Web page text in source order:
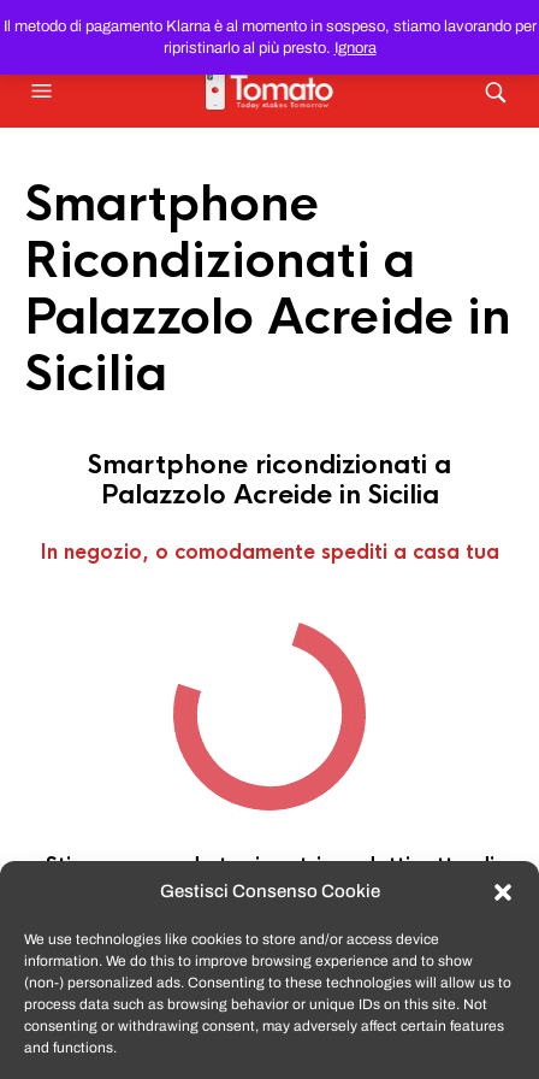
Gestisci Consenso Cookie
We use technologies like cookies to store and/or access device
information. We do this to improve browsing experience and to show
(non-) personalized ads. Consenting to these technologies will allow us to
process data such as browsing behavior or unique IDs on this site. Not
consenting or withdrawing consent, may adversely affect certain features
and functions.
Il metodo di pagamento Klarna è al momento in sospeso, stiamo lavorando per
ripristinarlo al più presto. Ignora
SMARTPHONE E TABLET RICONDIZIONATIAL MIGLIOR
PREZZO DEL WEB!
Smartphone
Ricondizionati a
Palazzolo Acreide in
Sicilia
Smartphone ricondizionati a
Palazzolo Acreide in Sicilia
In negozio, o comodamente spediti a casa tua
Stiamo cercando tra i nostri prodotti, attendi
qualche secondo…
TomatoSmartphone.itè lo shop n.1 in italia per
smartphone ricondizionati garantiti e certificati
di tutte le marche,APPLE, SAMSUNG, HUAWEI,
ONEPLUS, XIAOMI e tanto altro